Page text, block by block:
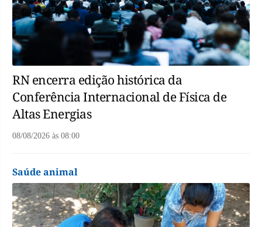
RN encerra edição histórica da
Conferência Internacional de Física de
Altas Energias
08/08/2026 às 08:00
Saúde animal